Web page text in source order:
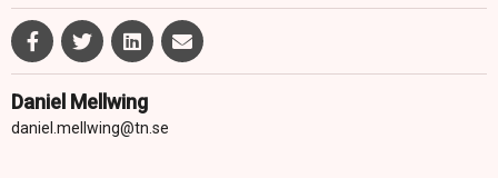
Daniel Mellwing
daniel.mellwing@tn.se